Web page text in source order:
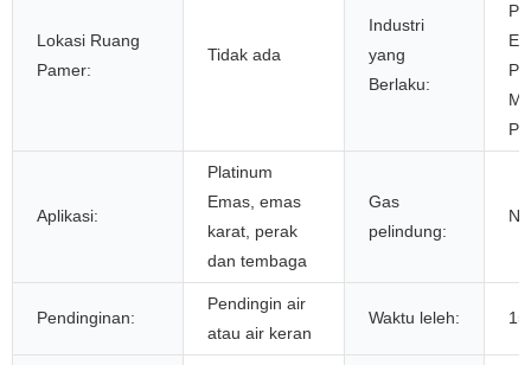
Lokasi Ruang
Pamer:
Tidak ada
Industri
yang
Berlaku:
Aplikasi:
Platinum
Emas, emas
karat, perak
dan tembaga
Gas
pelindung:
Pendinginan:
Pendingin air
atau air keran
Waktu leleh: